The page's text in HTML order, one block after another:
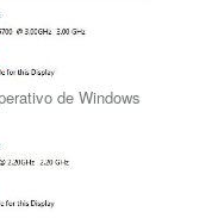
de Windows